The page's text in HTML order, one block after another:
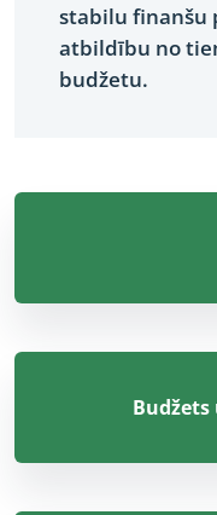
stabilu finanšu
atbildību no
budžetu.